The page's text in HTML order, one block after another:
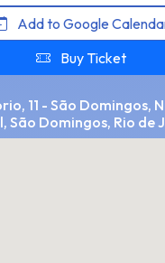
Add to Google
Buy Ticket
11 - São Domingos,
São Domingos, Rio de